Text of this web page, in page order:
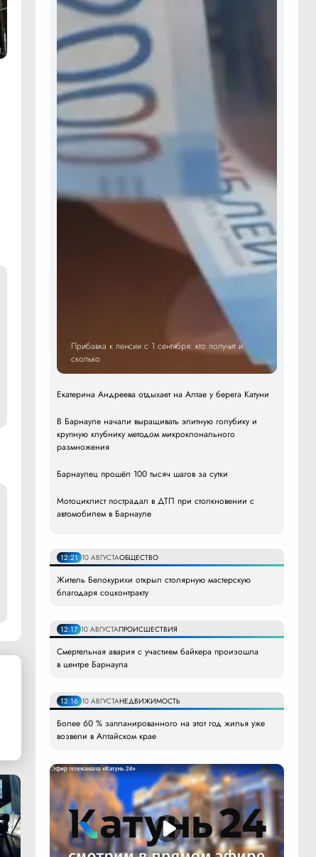
Прибавка к пенсии с 1 сентября: кто получит и
сколько
Екатерина Андреева отдыхает на Алтае у берега Катуни
В Барнауле начали выращивать элитную голубику и
крупную клубнику методом микроклонального
размножения
Барнаулец прошёл 100 тысяч шагов за сутки
Мотоциклист пострадал в ДТП при столкновении с
автомобилем в Барнауле
12:21 10 АВГУСТАОБЩЕСТВО
Житель Белокурихи открыл столярную мастерскую
благодаря соцконтракту
12:17 10 АВГУСТАПРОИСШЕСТВИЯ
Смертельная авария с участием байкера произошла
в центре Барнаула
12:16 10 АВГУСТАНЕДВИЖИМОСТЬ
Более 60 % запланированного на этот год жилья уже
возвели в Алтайском крае